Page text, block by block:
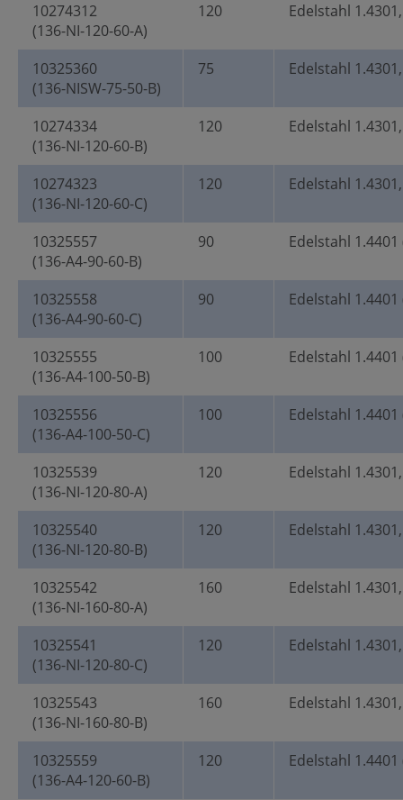
10274312
(136-NI-120-60-A)
120 Edelstahl
10325360
(136-NISW-75-50-B)
75 Edelstahl
10274334
(136-NI-120-60-B)
120 Edelstahl
10274323
(136-NI-120-60-C)
120 Edelstahl
10325557
(136-A4-90-60-B)
90 Edelstahl 1.4401
10325558
(136-A4-90-60-C)
90 Edelstahl 1.4401
10325555
(136-A4-100-50-B)
100 Edelstahl 1.4401
10325556
(136-A4-100-50-C)
100 Edelstahl 1.4401
10325539
(136-NI-120-80-A)
120 Edelstahl
10325540
(136-NI-120-80-B)
120 Edelstahl
10325542
(136-NI-160-80-A)
160 Edelstahl
10325541
(136-NI-120-80-C)
120 Edelstahl
10325543
(136-NI-160-80-B)
160 Edelstahl
10325559
(136-A4-120-60-B)
120 Edelstahl 1.4401